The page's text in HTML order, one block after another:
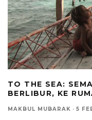
TO THE SEA:
BERLIBUR, KE
MAKBUL MUBARAK · 5